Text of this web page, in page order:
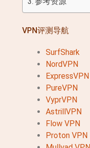
VPN评测导航
SurfShark
NordVPN
ExpressVPN
PureVPN
VyprVPN
AstrillVPN
Flow VPN
Proton VPN